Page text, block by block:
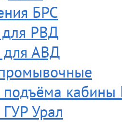
БРС
РВД
АВД
Урал